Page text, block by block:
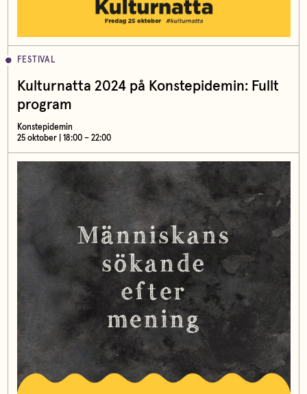
FESTIVAL
Kulturnatta 2024 på Konstepidemin: Fullt
program
Konstepidemin
25 oktober | 18:00 – 22:00